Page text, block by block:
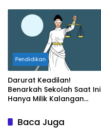
Pendidikan
Darurat Keadilan!
Benarkah Sekolah Saat Ini
Hanya Milik Kalangan
Baca Juga